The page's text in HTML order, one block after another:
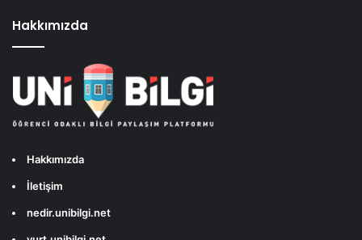
Hakkımızda
Hakkımızda
İletişim
nedir.unibilgi.net